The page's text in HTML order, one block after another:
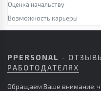
Оценка начальству
Возможность карьеры
PPERSONAL -
РАБОТОДАТЕЛЯХ
Обращаем Ваше внимание,